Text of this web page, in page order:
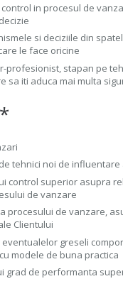
control in procesul de
si deciziile din
le face oricine
profesionist, stapan pe
sa iti aduca mai multa
tehnici noi de influentare
control superior asupra
de vanzare
procesului de vanzare,
Clientului
greseli
modele de buna practica
grad de performanta